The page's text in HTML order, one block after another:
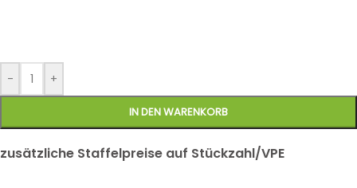
- +
IN DEN WARENKORB
zusätzliche Staffelpreise auf Stückzahl/VPE